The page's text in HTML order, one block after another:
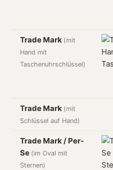
Trade Mark (mit
Hand mit
Taschenuhrschlüssel)
Trade Mark (mit
Schlüssel auf Hand)
Trade Mark / Per-
Se (im Oval mit
Sternen)